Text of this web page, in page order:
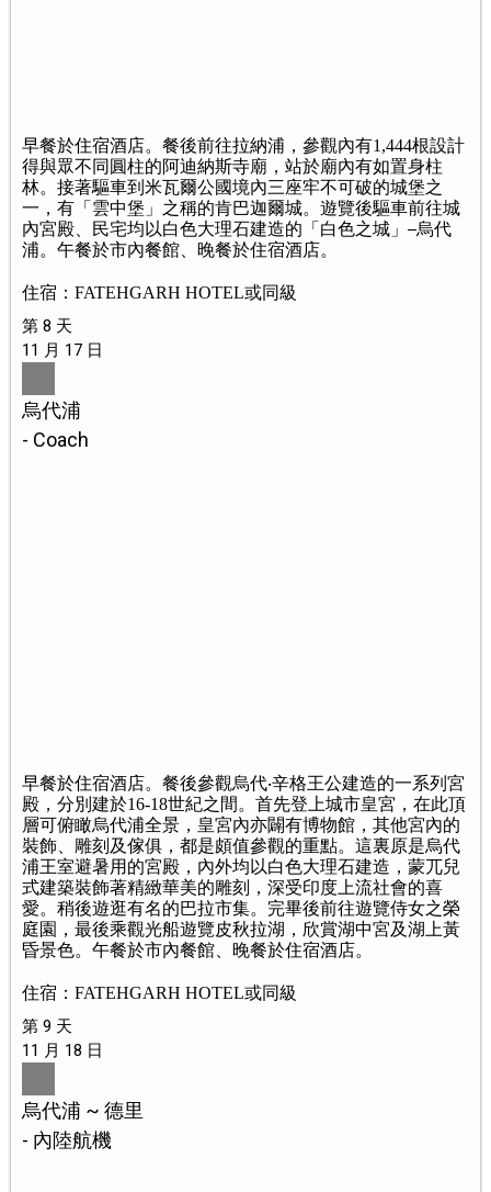
早餐於住宿酒店。餐後前往拉納浦，參觀內有1,444根設計
得與眾不同圓柱的阿迪納斯寺廟，站於廟內有如置身柱
林。接著驅車到米瓦爾公國境內三座牢不可破的城堡之
一，有「雲中堡」之稱的肯巴迦爾城。遊覽後驅車前往城
內宮殿、民宅均以白色大理石建造的「白色之城」
烏代
浦。午餐於市內餐館、晚餐於住宿酒店。
住宿：FATEHGARH HOTEL或同級
第 8 天
11 月 17 日
烏代浦
- Coach
早餐於住宿酒店。餐後參觀烏代‧辛格王公建造的一系列宮
殿，分別建於16-18世紀之間。首先登上城市皇宮，在此頂
層可俯瞰烏代浦全景，皇宮內亦闢有博物館，其他宮內的
裝飾、雕刻及傢俱，都是頗值參觀的重點。這裏原是烏代
浦王室避暑用的宮殿，內外均以白色大理石建造，蒙兀兒
式建築裝飾著精緻華美的雕刻，深受印度上流社會的喜
愛。稍後遊逛有名的巴拉市集。完畢後前往遊覽侍女之榮
庭園，最後乘觀光船遊覽皮秋拉湖，欣賞湖中宮及湖上黃
昏景色。午餐於市內餐館、晚餐於住宿酒店。
住宿：FATEHGARH HOTEL或同級
第 9 天
11 月 18 日
烏代浦 ~ 德里
- 內陸航機